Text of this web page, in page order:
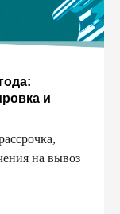
и
на вывоз